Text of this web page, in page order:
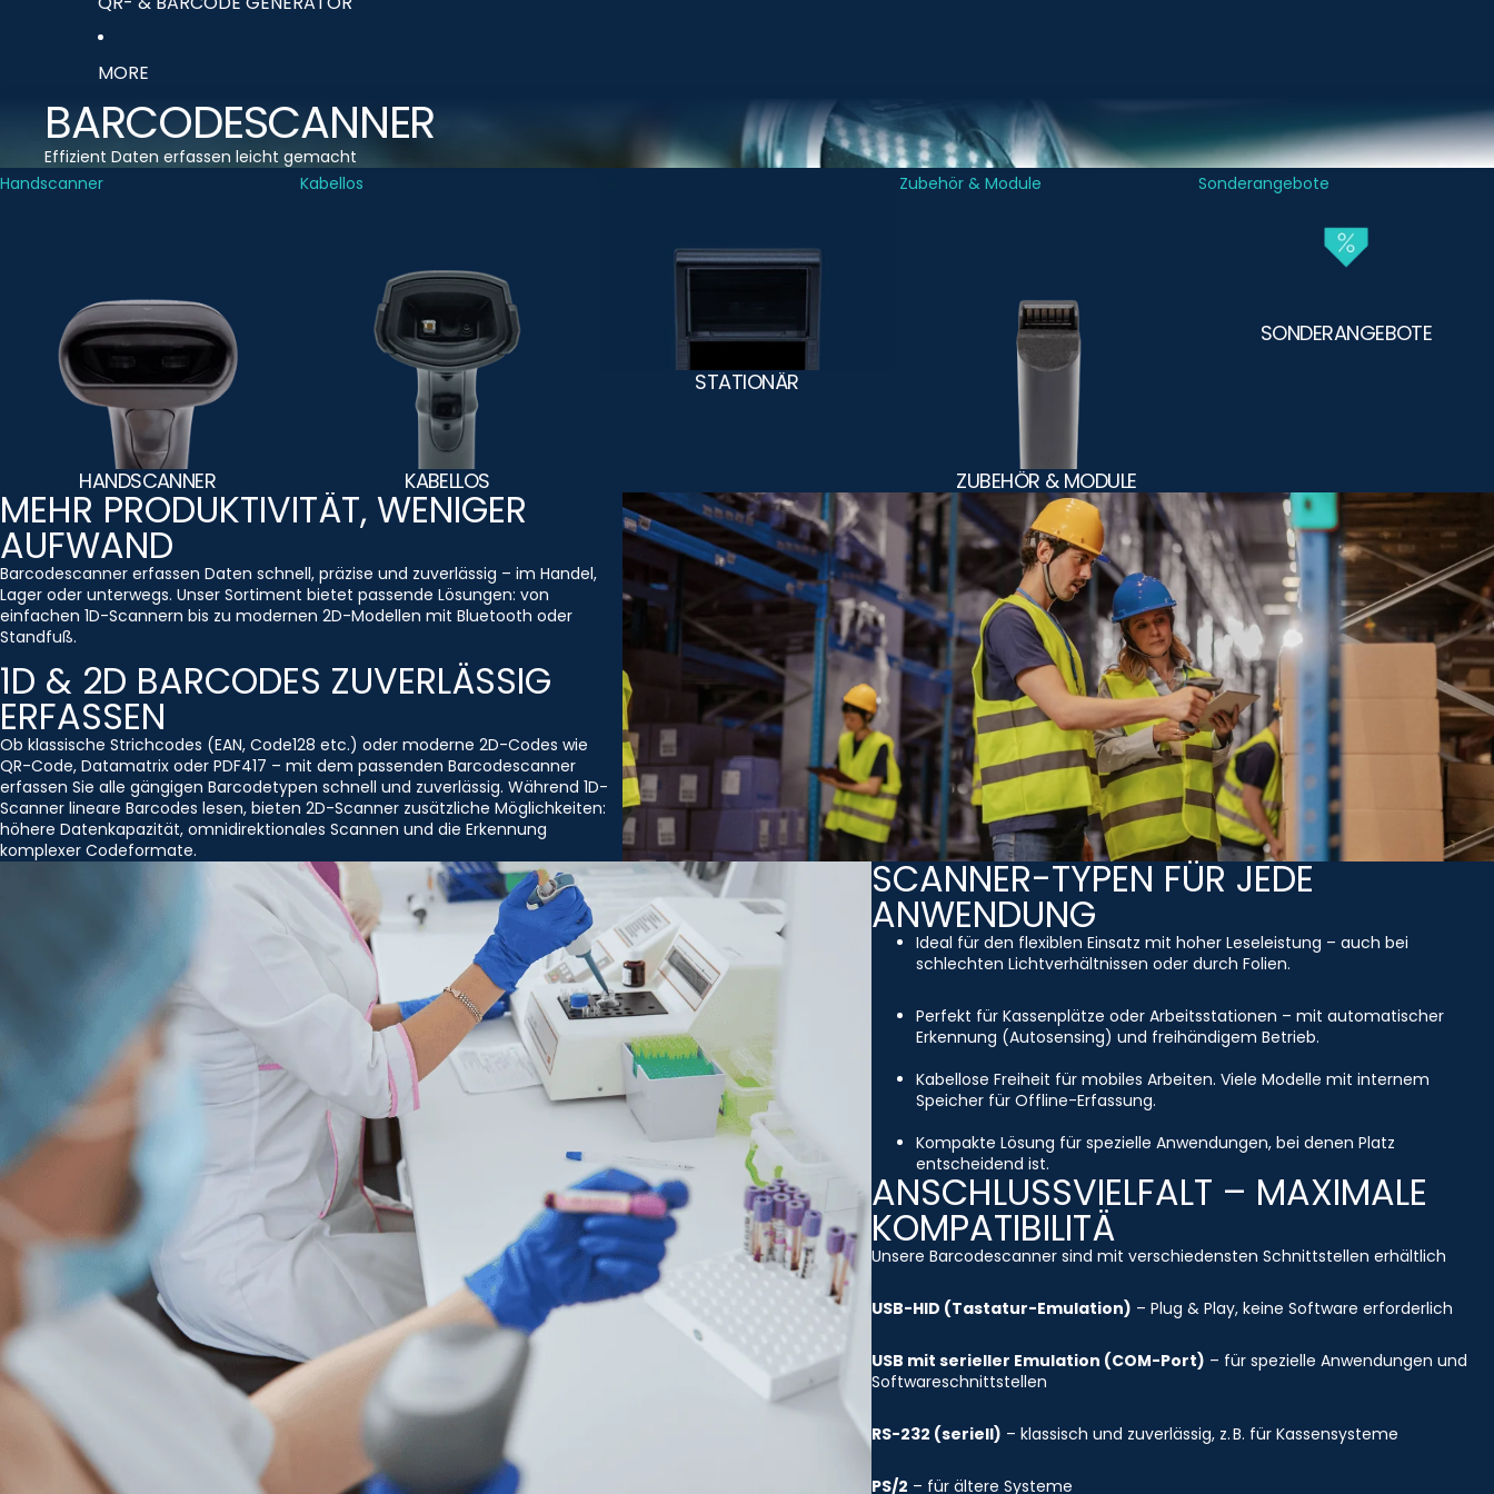
MORE
BARCODESCANNER
Effizient Daten erfassen leicht gemacht
Handscanner
HANDSCANNER
Kabellos
KABELLOS
STATIONÄR
Zubehör & Module
ZUBEHÖR & MODULE
Sonderangebote
SONDERANGEBOTE
MEHR PRODUKTIVITÄT, WENIGER
AUFWAND
Barcodescanner erfassen Daten schnell, präzise und zuverlässig – im Handel,
Lager oder unterwegs. Unser Sortiment bietet passende Lösungen: von
einfachen 1D-Scannern bis zu modernen 2D-Modellen mit Bluetooth oder
Standfuß.
1D & 2D BARCODES ZUVERLÄSSIG
ERFASSEN
Ob klassische Strichcodes (EAN, Code128 etc.) oder moderne 2D-Codes wie
QR-Code, Datamatrix oder PDF417 – mit dem passenden Barcodescanner
erfassen Sie alle gängigen Barcodetypen schnell und zuverlässig. Während 1D-
Scanner lineare Barcodes lesen, bieten 2D-Scanner zusätzliche Möglichkeiten:
höhere Datenkapazität, omnidirektionales Scannen und die Erkennung
komplexer Codeformate.
SCANNER-TYPEN FÜR JEDE
ANWENDUNG
Ideal für den flexiblen Einsatz mit hoher Leseleistung – auch bei
schlechten Lichtverhältnissen oder durch Folien.
Perfekt für Kassenplätze oder Arbeitsstationen – mit automatischer
Erkennung (Autosensing) und freihändigem Betrieb.
Kabellose Freiheit für mobiles Arbeiten. Viele Modelle mit internem
Speicher für Offline-Erfassung.
Kompakte Lösung für spezielle Anwendungen, bei denen Platz
entscheidend ist.
ANSCHLUSSVIELFALT – MAXIMALE
KOMPATIBILITÄ
Unsere Barcodescanner sind mit verschiedensten Schnittstellen erhältlich
USB-HID (Tastatur-Emulation) – Plug & Play, keine Software erforderlich
USB mit serieller Emulation (COM-Port) – für spezielle Anwendungen und
Softwareschnittstellen
RS-232 (seriell) – klassisch und zuverlässig, z. B. für Kassensysteme
PS/2 – für ältere Systeme